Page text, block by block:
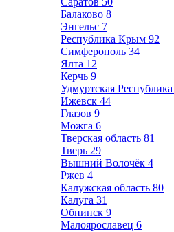
Балаково 8
Энгельс 7
Республика Крым 92
Симферополь 34
Ялта 12
Керчь 9
Удмуртская Республика
Ижевск 44
Глазов 9
Можга 6
Тверская область 81
Тверь 29
Вышний Волочёк 4
Ржев 4
Калужская область 80
Калуга 31
Обнинск 9
Малоярославец 6